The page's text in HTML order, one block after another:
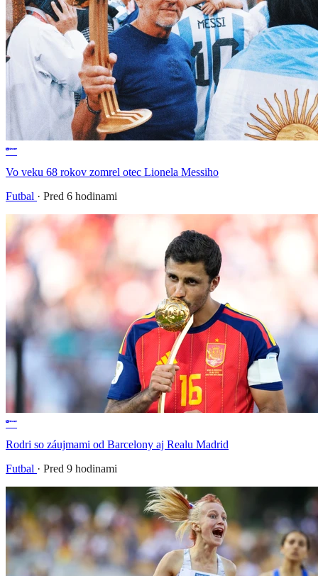
Vo veku 68 rokov zomrel otec Lionela Messiho
Futbal · Pred 6 hodinami
Rodri so záujmami od Barcelony aj Realu Madrid
Futbal · Pred 9 hodinami